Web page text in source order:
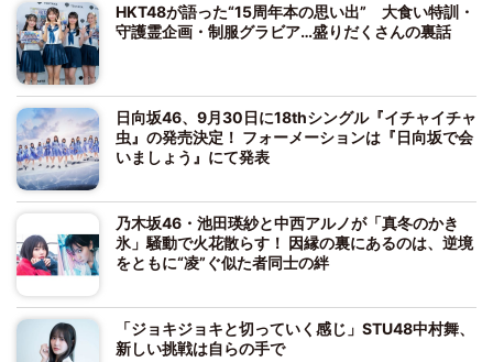
HKT48が語った“15周年本の思い出” 大食い特訓・
守護霊企画・制服グラビア…盛りだくさんの裏話
日向坂46、9月30日に18thシングル『イチャイチャ
虫』の発売決定！ フォーメーションは『日向坂で会
いましょう』にて発表
乃木坂46・池田瑛紗と中西アルノが「真冬のかき
氷」騒動で火花散らす！ 因縁の裏にあるのは、逆境
をともに“凌”ぐ似た者同士の絆
「ジョキジョキと切っていく感じ」STU48中村舞、
新しい挑戦は自らの手で